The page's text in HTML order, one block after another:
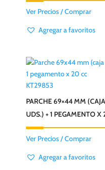
Ver Precios / Comprar
Agregar a favoritos
KT29853
PARCHE 69×44 MM
UDS.) + 1 PEGAMENTO X
Ver Precios / Comprar
Agregar a favoritos